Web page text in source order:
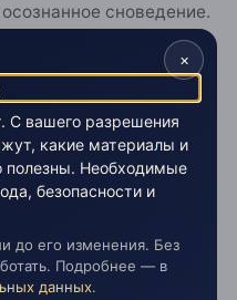
сноведение.
кровать - была
него шло тепло. Так же
в котоорых
с
время и я решил
из них. Когда я вошёл
- смотритель. Она
чего помогала. Но мне
Она сказала что
×
С вашего разрешения
какие материалы и
полезны. Необходимые
безопасности и
до его изменения. Без
Подробнее — в
данных.